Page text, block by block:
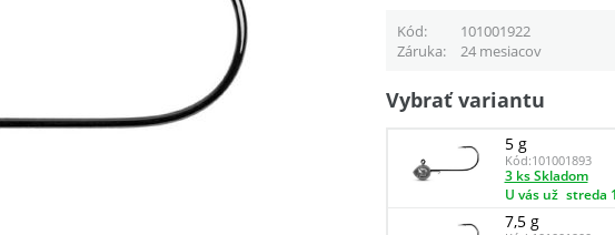
Kód 101001922
Záruka
24 mesiacov
Vybrať variantu
5 g
Kód:101001893
3 ks Skladom
U vás už streda
7,5 g